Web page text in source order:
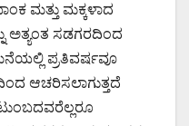
ಮತ್ತು ಮಕ್ಕಳಾದ
ಅತ್ಯಂತ ಸಡಗರದಿಂದ
ಪ್ರತಿವರ್ಷವೂ
ಆಚರಿಸಲಾಗುತ್ತದೆ